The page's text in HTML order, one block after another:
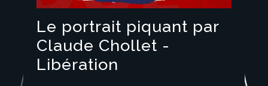
Video
Le portrait piquant par
Claude Chollet -
Libération